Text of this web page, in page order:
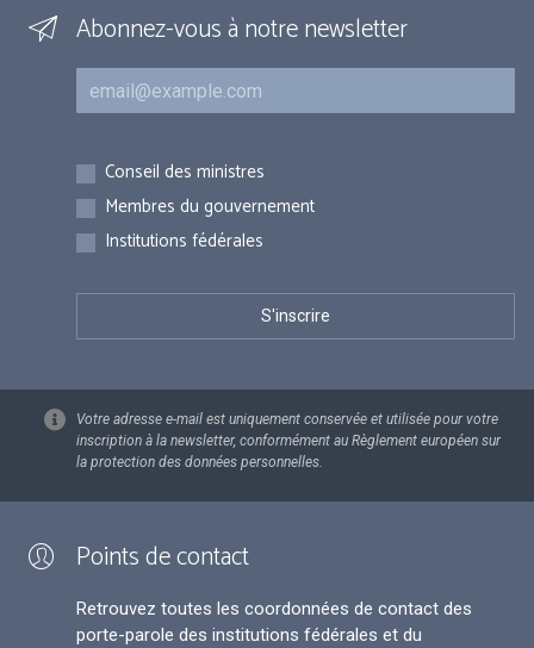
Abonnez-vous à notre newsletter
Courriel
Inscriptions
Conseil des ministres
Membres du gouvernement
Institutions fédérales
Votre adresse e-mail est uniquement conservée et utilisée pour votre
inscription à la newsletter, conformément au Règlement européen sur
la protection des données personnelles.
Points de contact
Retrouvez toutes les coordonnées de contact des
porte-parole des institutions fédérales et du